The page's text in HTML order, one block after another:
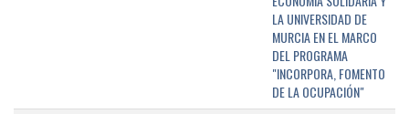
LA UNIVERSIDAD DE
MURCIA EN EL MARCO
DEL PROGRAMA
"INCORPORA, FOMENTO
DE LA OCUPACIÓN"